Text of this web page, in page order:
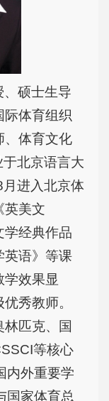
硕士生导
际体育组织
、体育文化
北京语言大
进入北京体
英美文
学经典作品
英语》等课
学效果显
秀教师。
匹克、国
等核心
内外重要学
国家体育总